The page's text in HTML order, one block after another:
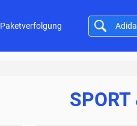
Paketverfolgung
SPORT